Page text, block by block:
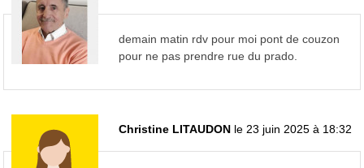
demain matin rdv pour moi pont de couzon
pour ne pas prendre rue du prado.
Christine LITAUDON le 23 juin 2025 à 18:32